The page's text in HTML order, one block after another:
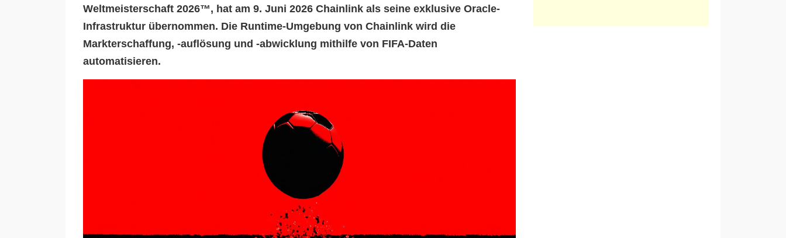
Weltmeisterschaft 2026™, hat am 9. Juni 2026 Chainlink als seine exklusive Oracle-
Infrastruktur übernommen. Die Runtime-Umgebung von Chainlink wird die
Markterschaffung, -auflösung und -abwicklung mithilfe von FIFA-Daten
automatisieren.